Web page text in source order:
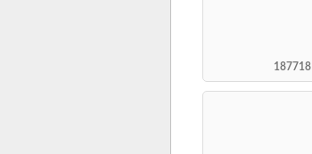
187718